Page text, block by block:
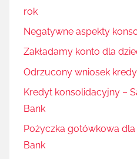
rok
Negatywne aspekty
Zakładamy konto dla
Odrzucony wniosek
Kredyt konsolidacyjny –
Bank
Pożyczka gotówkowa dla
Bank